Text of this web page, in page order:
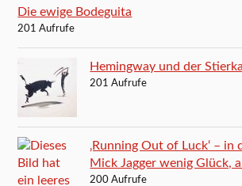
Die ewige Bodeguita
201 Aufrufe
Hemingway und der
201 Aufrufe
‚Running Out of Luck‘ – in
Mick Jagger wenig Glück,
200 Aufrufe